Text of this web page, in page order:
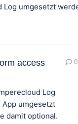
Log umgesetzt
access 0
Log
umgesetzt
damit optional.